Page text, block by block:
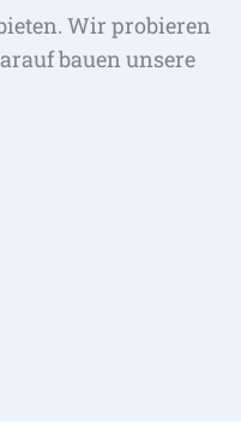
Wir probieren
bauen unsere